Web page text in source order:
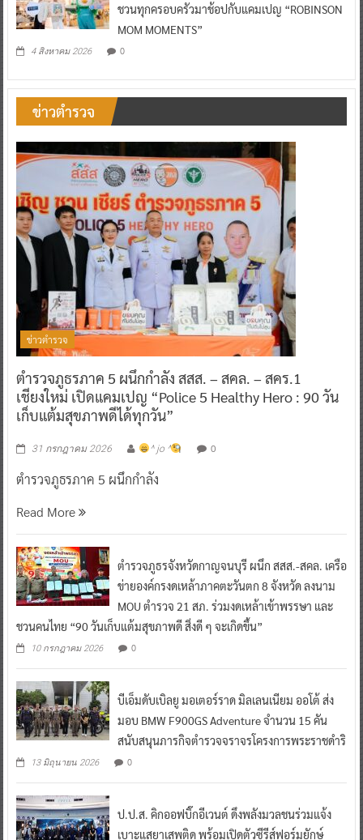
ชวนทุกครอบครัวมาช้อปกับแคมเปญ “ROBINSON
MOM MOMENTS”
4 สิงหาคม 2026 0
ข่าวตำรวจ
ข่าวตำรวจ
ตำรวจภูธรภาค 5 ผนึกกำลัง สสส. – สคล. – สคร.1
เชียงใหม่ เปิดแคมเปญ “Police 5 Healthy Hero : 90 วัน
เก็บแต้มสุขภาพดีได้ทุกวัน”
31 กรกฎาคม 2026 ^ jo ^ 0
ตำรวจภูธรภาค 5 ผนึกกำลัง
Read More
ตำรวจภูธรจังหวัดกาญจนบุรี ผนึก สสส.-สคล. เครือ
ข่ายองค์กรงดเหล้าภาคตะวันตก 8 จังหวัด ลงนาม
MOU ตำรวจ 21 สภ. ร่วมงดเหล้าเข้าพรรษา และ
ชวนคนไทย “90 วันเก็บแต้มสุขภาพดี สิ่งดี ๆ จะเกิดขึ้น”
10 กรกฎาคม 2026 0
บีเอ็มดับเบิลยู มอเตอร์ราด มิลเลนเนียม ออโต้ ส่ง
มอบ BMW F900GS Adventure จำนวน 15 คัน
สนับสนุนภารกิจตำรวจจราจรโครงการพระราชดำริ
13 มิถุนายน 2026 0
ป.ป.ส. คิกออฟบิ๊กอีเวนต์ ดึงพลังมวลชนร่วมแจ้ง
เบาะแสยาเสพติด พร้อมเปิดตัวซีรีส์ฟอร์มยักษ์